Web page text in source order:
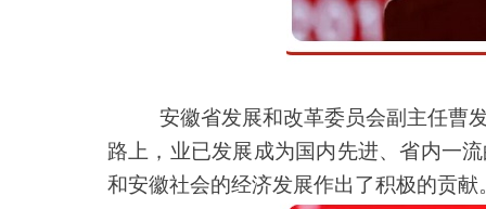
安徽省发展和改革委员会副主任曹
路上，业已发展成为国内先进、省内一
和安徽社会的经济发展作出了积极的贡献